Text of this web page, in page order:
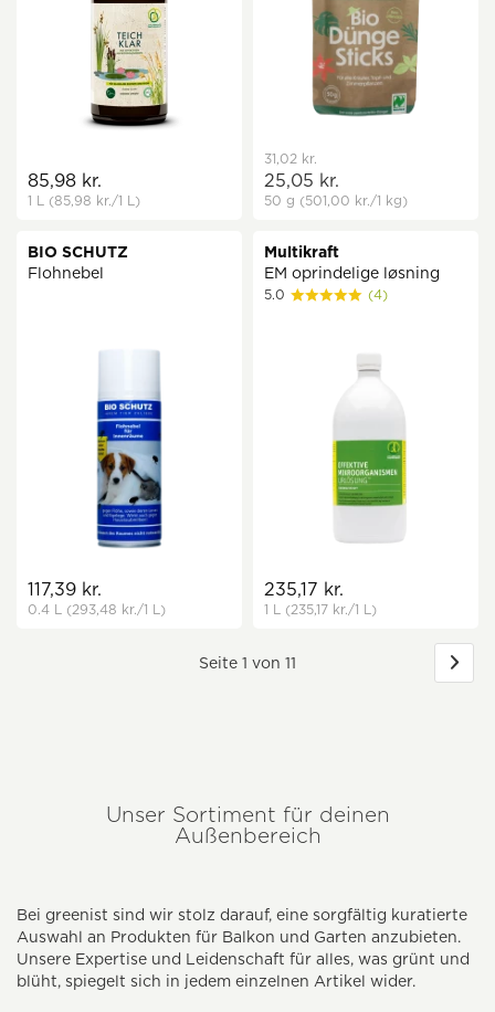
85,98 kr.
1 L (85,98 kr./1 L)
31,02 kr.
25,05 kr.
50 g (501,00 kr./1 kg)
BIO SCHUTZ
Flohnebel
117,39 kr.
0.4 L (293,48 kr./1 L)
Multikraft
EM oprindelige løsning
5.0 (4)
235,17 kr.
1 L (235,17 kr./1 L)
Seite 1 von 11
Unser Sortiment für deinen
Außenbereich
Bei greenist sind wir stolz darauf, eine sorgfältig kuratierte
Auswahl an Produkten für Balkon und Garten anzubieten.
Unsere Expertise und Leidenschaft für alles, was grünt und
blüht, spiegelt sich in jedem einzelnen Artikel wider.